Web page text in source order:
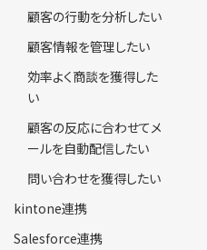
顧客の行動を分析したい
顧客情報を管理したい
効率よく商談を獲得した
い
顧客の反応に合わせてメ
ールを自動配信したい
問い合わせを獲得したい
kintone連携
Salesforce連携